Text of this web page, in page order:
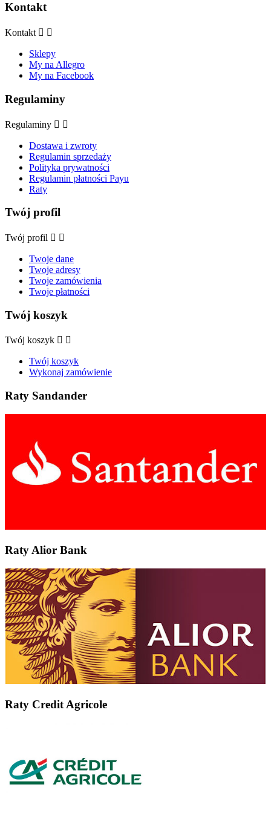
Kontakt
Kontakt  
Sklepy
My na Allegro
My na Facebook
Regulaminy
Regulaminy  
Dostawa i zwroty
Regulamin sprzedaży
Polityka prywatności
Regulamin płatności Payu
Raty
Twój profil
Twój profil  
Twoje dane
Twoje adresy
Twoje zamówienia
Twoje płatności
Twój koszyk
Twój koszyk  
Twój koszyk
Wykonaj zamówienie
Raty Sandander
Raty Alior Bank
Raty Credit Agricole